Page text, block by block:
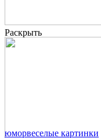
Раскрыть
юморвеселые картинки